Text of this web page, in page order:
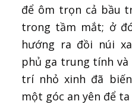
để ôm trọn cả bầu
trong tầm mắt; ở
hướng ra đồi núi
phủ ga trung tính
trí nhỏ xinh đã
một góc an yên để